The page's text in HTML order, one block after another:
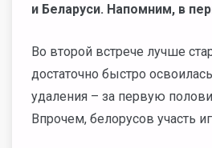
и Беларуси. Напомним, в
Во второй встрече лучше
достаточно быстро
удаления – за первую
Впрочем, белорусов участь